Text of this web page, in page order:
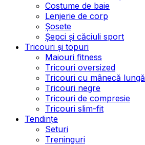
Costume de baie
Lenjerie de corp
Șosete
Șepci și căciuli sport
Tricouri și topuri
Maiouri fitness
Tricouri oversized
Tricouri cu mânecă lungă
Tricouri negre
Tricouri de compresie
Tricouri slim-fit
Tendințe
Seturi
Treninguri